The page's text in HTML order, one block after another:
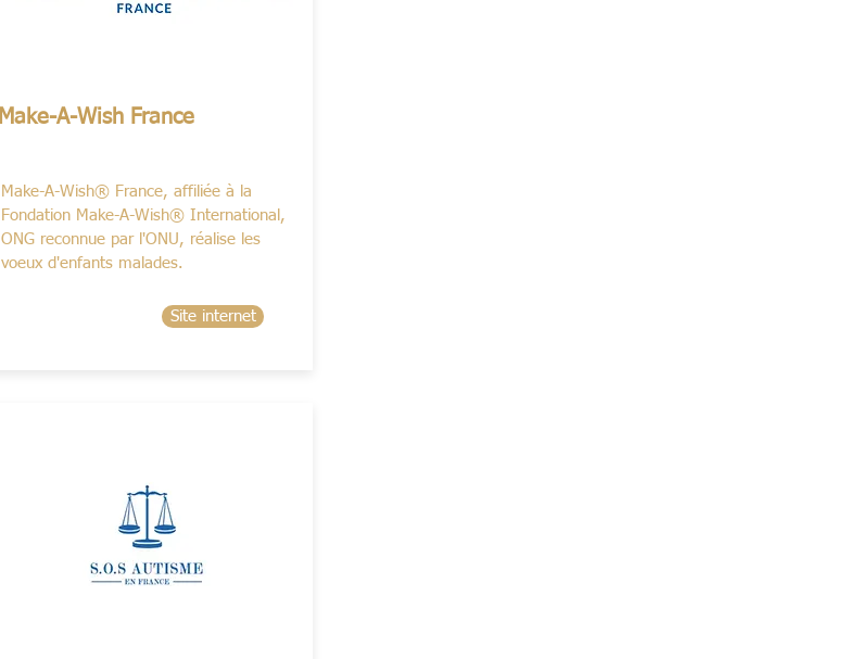
Make-A-Wish France
Make-A-Wish® France, affiliée à la
Fondation Make-A-Wish® International,
ONG reconnue par l'ONU, réalise les
voeux d'enfants malades.
Site internet